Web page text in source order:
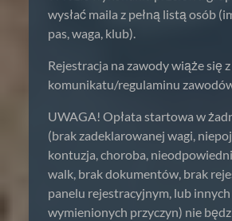
wysłać maila z pełną listą osób
pas, waga, klub).
Rejestracja na zawody wiąże się
komunikatu/regulaminu
UWAGA! Opłata startowa w
(brak zadeklarowanej wagi,
kontuzja, choroba,
walk, brak dokumentów, brak
panelu rejestracyjnym, lub
wymienionych przyczyn) nie